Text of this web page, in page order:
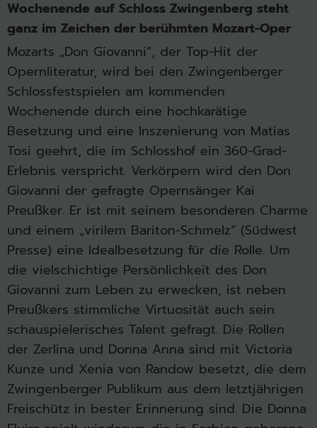
Wochenende auf Schloss Zwingenberg steht
ganz im Zeichen der berühmten Mozart-Oper
Mozarts „Don Giovanni“, der Top-Hit der
Opernliteratur, wird bei den Zwingenberger
Schlossfestspielen am kommenden
Wochenende durch eine hochkarätige
Besetzung und eine Inszenierung von Matias
Tosi geehrt, die im Schlosshof ein 360-Grad-
Erlebnis verspricht. Verkörpern wird den Don
Giovanni der gefragte Opernsänger Kai
Preußker. Er ist mit seinem besonderen Charme
und einem „virilem Bariton-Schmelz“ (Südwest
Presse) eine Idealbesetzung für die Rolle. Um
die vielschichtige Persönlichkeit des Don
Giovanni zum Leben zu erwecken, ist neben
Preußkers stimmliche Virtuosität auch sein
schauspielerisches Talent gefragt. Die Rollen
der Zerlina und Donna Anna sind mit Victoria
Kunze und Xenia von Randow besetzt, die dem
Zwingenberger Publikum aus dem letztjährigen
Freischütz in bester Erinnerung sind. Die Donna